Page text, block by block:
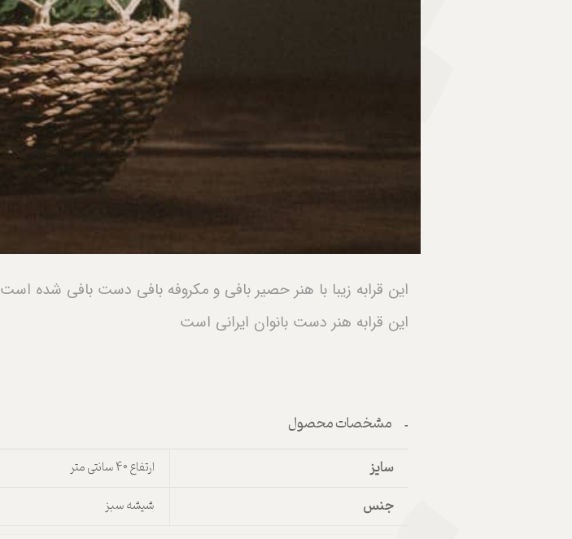
این قرابه زیبا با هنر حصیر بافی و مکروفه بافی دست بافی شده است
این قرابه هنر دست بانوان ایرانی است
مشخصات محصول
سایز ارتفاع 40 سانتی متر
جنس شیشه سبز